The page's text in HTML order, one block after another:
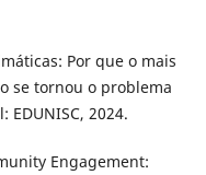
Por que o mais
se tornou o problema
EDUNISC, 2024.
Engagement: